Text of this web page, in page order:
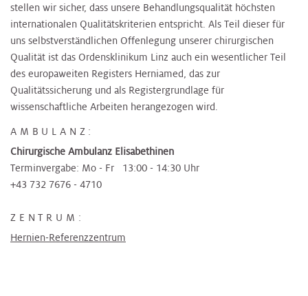
stellen wir sicher, dass unsere Behandlungsqualität höchsten
internationalen Qualitätskriterien entspricht. Als Teil dieser für
uns selbstverständlichen Offenlegung unserer chirurgischen
Qualität ist das Ordensklinikum Linz auch ein wesentlicher Teil
des europaweiten Registers Herniamed, das zur
Qualitätssicherung und als Registergrundlage für
wissenschaftliche Arbeiten herangezogen wird.
AMBULANZ:
Chirurgische Ambulanz Elisabethinen
Terminvergabe: Mo - Fr 13:00 - 14:30 Uhr
+43 732 7676 - 4710
ZENTRUM:
Hernien-Referenzzentrum